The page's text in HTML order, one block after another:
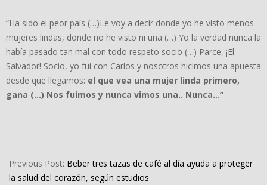
“Ha sido el peor país (…)Le voy a decir donde yo he visto menos
mujeres lindas, donde no he visto ni una (…) Yo la verdad nunca la
había pasado tan mal con todo respeto socio (…) Parce, ¡El
Salvador! Socio, yo fui con Carlos y nosotros hicimos una apuesta
desde que llegamos: el que vea una mujer linda primero,
gana (…) Nos fuimos y nunca vimos una.. Nunca…”
09-
23
Previous Post: Beber tres tazas de café al día ayuda a proteger
la salud del corazón, según estudios